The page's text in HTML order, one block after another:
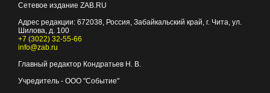
Сетевое издание ZAB.RU
Адрес редакции: 672038, Россия, Забайкальский край, г. Чита, ул.
Шилова, д. 100
+7 (3022) 32-55-66
info@zab.ru
Главный редактор Кондратьев Н. В.
Учредитель - ООО "Событие"